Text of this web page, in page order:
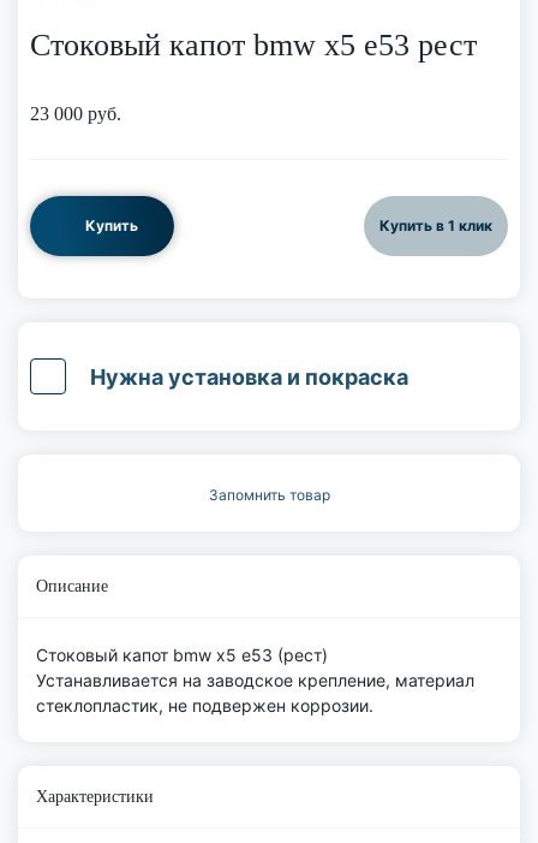
Стоковый капот bmw x5 e53 рест
23 000 руб.
Купить Купить в 1 клик
Нужна установка и покраска
Запомнить товар
Описание
Стоковый капот bmw x5 e53 (рест)
Устанавливается на заводское крепление, материал
стеклопластик, не подвержен коррозии.
Характеристики